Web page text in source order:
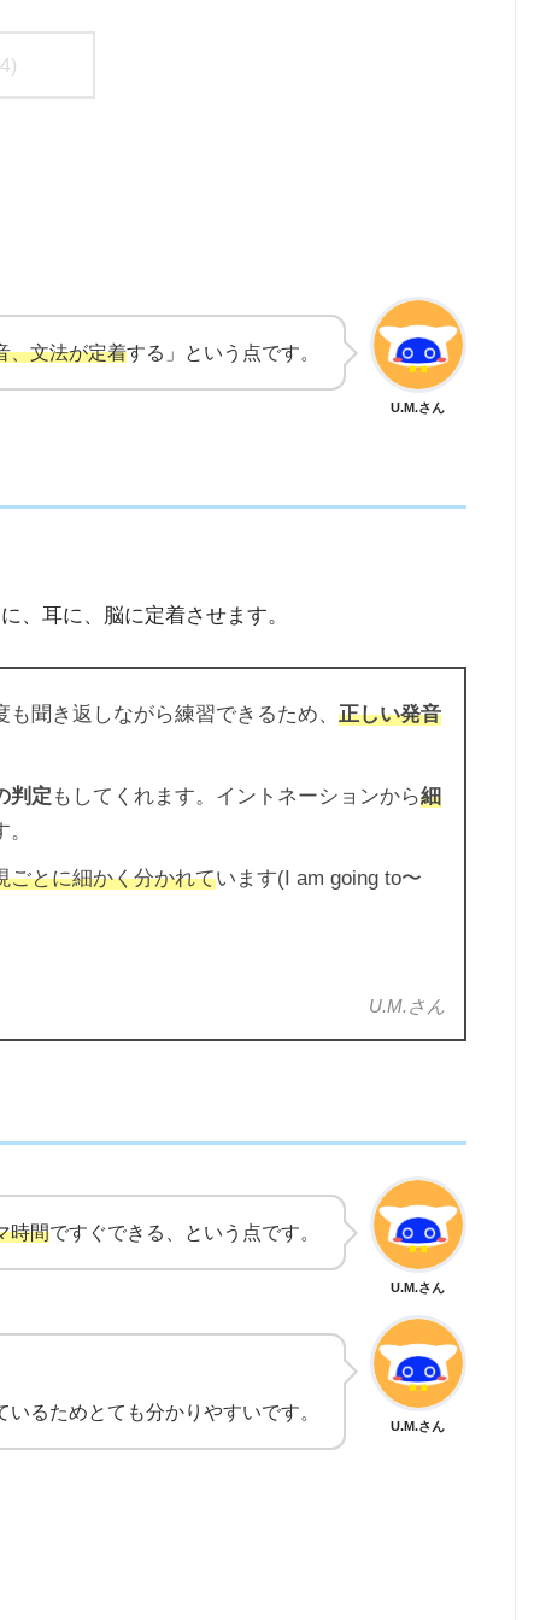
U.M.さん
、文法が定着する」という点です。
、耳に、脳に定着させます。
聞き返しながら練習できるため、正しい発音
判定 もしてくれます。イントネーションから細
ごとに細かく分かれています(I am going to〜
U.M.さん
U.M.さん
時間ですぐできる、という点です。
U.M.さん
るためとても分かりやすいです。